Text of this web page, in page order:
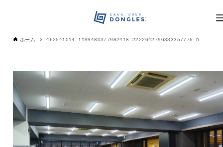
ホーム 462541014_1199480377982418_2222642796333357776_n